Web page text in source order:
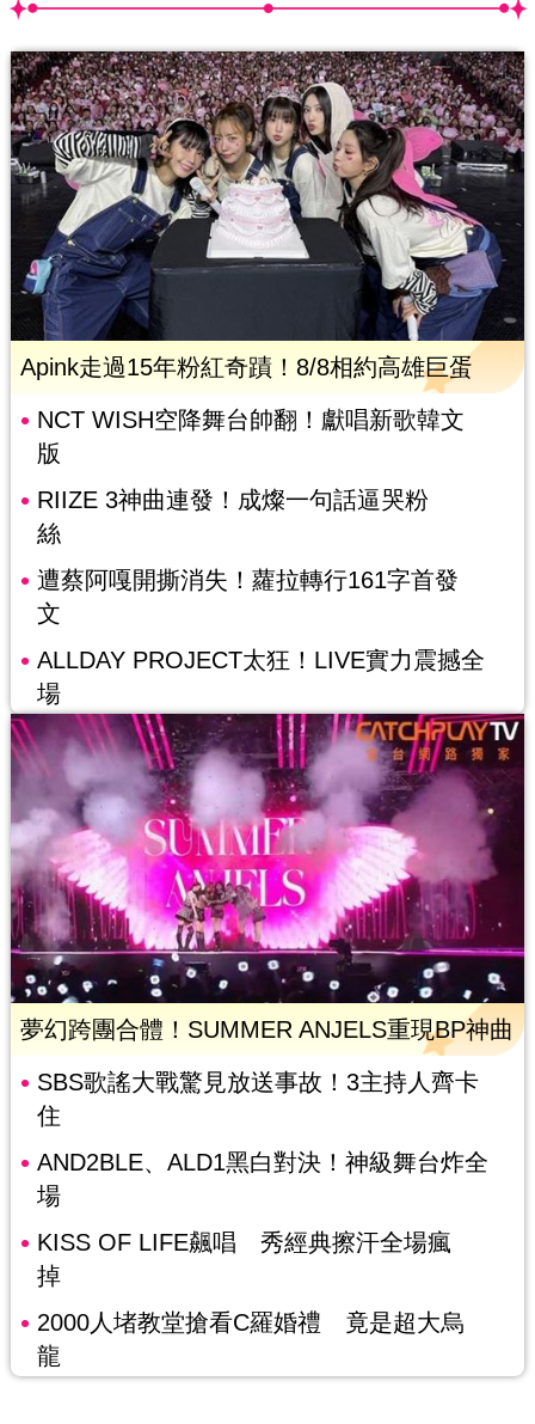
Apink走過15年粉紅奇蹟！8/8相約高雄巨蛋
NCT WISH空降舞台帥翻！獻唱新歌韓文
版
RIIZE 3神曲連發！成燦一句話逼哭粉
絲
遭蔡阿嘎開撕消失！蘿拉轉行161字首發
文
ALLDAY PROJECT太狂！LIVE實力震撼全
場
夢幻跨團合體！SUMMER ANJELS重現BP神曲
SBS歌謠大戰驚見放送事故！3主持人齊卡
住
AND2BLE、ALD1黑白對決！神級舞台炸全
場
KISS OF LIFE飆唱 秀經典擦汗全場瘋
掉
2000人堵教堂搶看C羅婚禮 竟是超大烏
龍